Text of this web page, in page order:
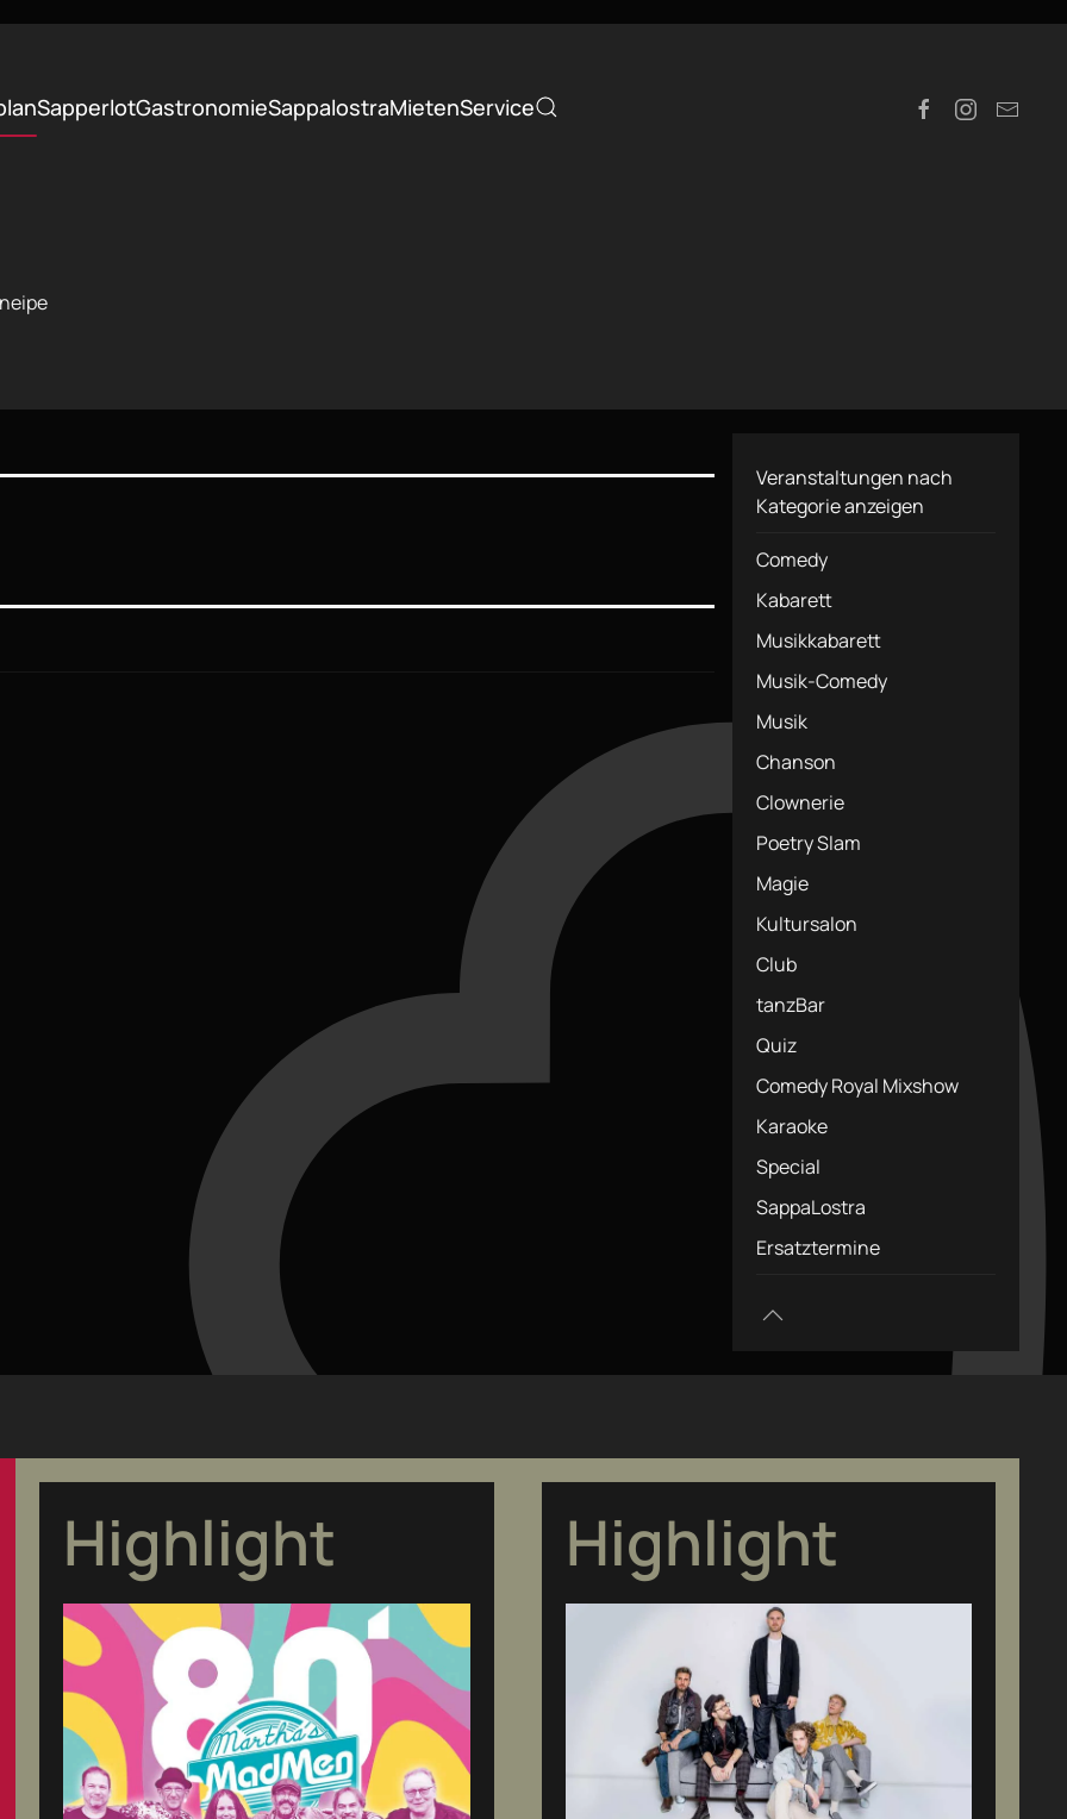
SapperlotGastronomieSappalostraMietenService
Veranstaltungen nach
Kategorie anzeigen
Comedy
Kabarett
Musikkabarett
Musik-Comedy
Musik
Chanson
Clownerie
Poetry Slam
Magie
Kultursalon
Club
tanzBar
Quiz
Comedy Royal Mixshow
Karaoke
Special
SappaLostra
Ersatztermine
Highlight Highlight